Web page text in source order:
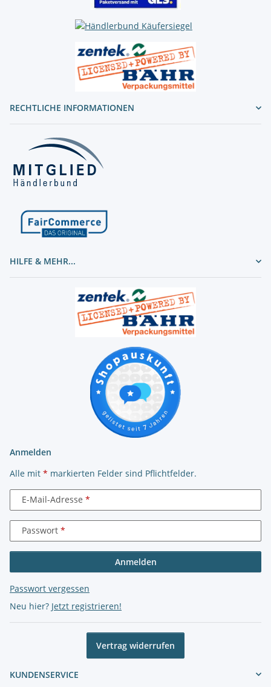
RECHTLICHE INFORMATIONEN
HILFE & MEHR...
Anmelden
Alle mit * markierten Felder sind Pflichtfelder.
E-Mail-Adresse
Passwort
Anmelden
Passwort vergessen
Neu hier? Jetzt registrieren!
Vertrag widerrufen
KUNDENSERVICE